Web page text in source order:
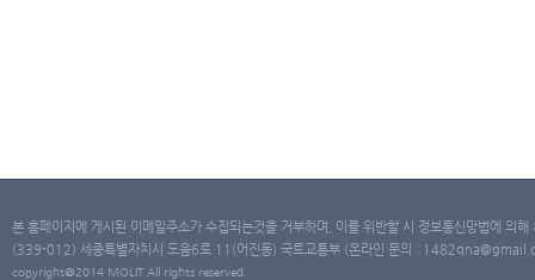
본 홈페이지에 게시된 이메일주소가 수집되는것을 거부하며, 이를 위반할 시 정보통신망법에 의
(339-012) 세종특별자치시 도움6로 11(어진동) 국토교통부 (온라인 문의 :
copyright@2014 MOLIT All rights reserved.